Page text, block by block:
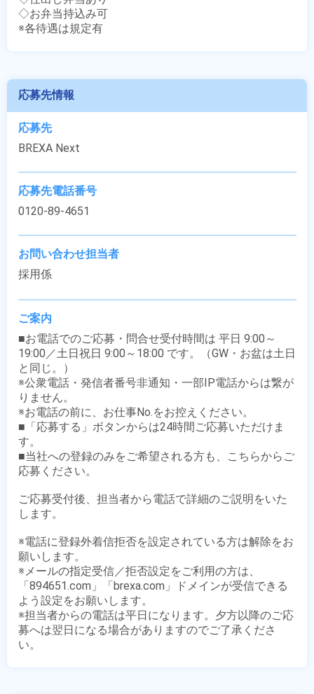
◇お弁当持込み可
※各待遇は規定有
応募先情報
応募先
BREXA Next
応募先電話番号
0120-89-4651
お問い合わせ担当者
採用係
ご案内
■お電話でのご応募・問合せ受付時間は 平日 9:00～
19:00／土日祝日 9:00～18:00 です。（GW・お盆は土日
と同じ。）
※公衆電話・発信者番号非通知・一部IP電話からは繋が
りません。
※お電話の前に、お仕事No.をお控えください。
■「応募する」ボタンからは24時間ご応募いただけま
す。
■当社への登録のみをご希望される方も、こちらからご
応募ください。
ご応募受付後、担当者から電話で詳細のご説明をいた
します。
※電話に登録外着信拒否を設定されている方は解除をお
願いします。
※メールの指定受信／拒否設定をご利用の方は、
「894651.com」「brexa.com」ドメインが受信できる
よう設定をお願いします。
※担当者からの電話は平日になります。夕方以降のご応
募へは翌日になる場合がありますのでご了承くださ